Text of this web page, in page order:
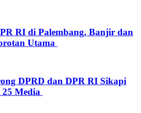
RI di Palembang, Banjir dan
Utama
DPRD dan DPR RI Sikapi
Media